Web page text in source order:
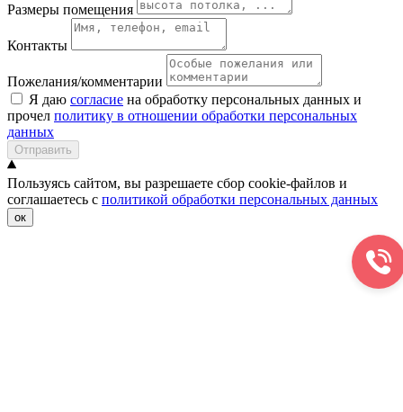
Размеры помещения
Контакты
Пожелания/комментарии
Я даю согласие на обработку персональных данных и
прочел политику в отношении обработки персональных
данных
Отправить
Пользуясь сайтом, вы разрешаете сбор cookie-файлов и
соглашаетесь с политикой обработки персональных данных
ок